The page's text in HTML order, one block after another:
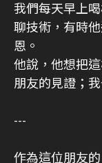
我們每天早上
聊技術，有時
恩。
他說，他想把
朋友的見證；
---
作為這位朋友